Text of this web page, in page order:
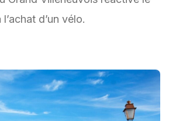
d’un vélo.